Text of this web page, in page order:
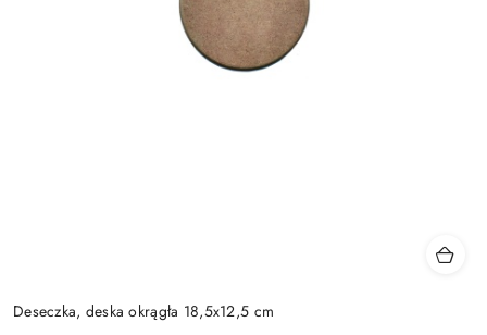
Deseczka, deska okrągła 18,5x12,5 cm